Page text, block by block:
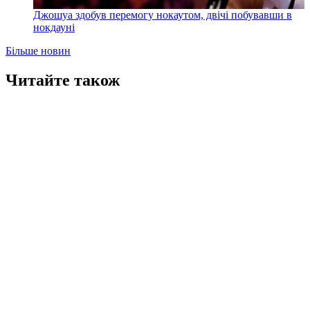
Джошуа здобув перемогу нокаутом, двічі побувавши в
нокдауні
Більше новин
Читайте також